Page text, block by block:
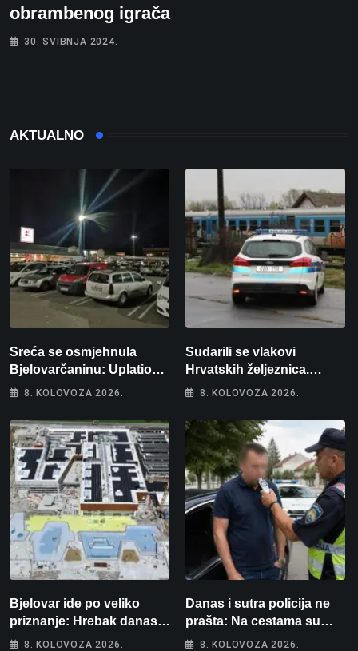
obrambenog igrača
30. SVIBNJA 2024.
AKTUALNO
Sreća se osmjehnula
Bjelovarčaninu: Uplatio
samo 4 eura, a osvojio
8. KOLOVOZA 2026.
Sudarili se vlakovi
Hrvatskih željeznica.
Šestero osoba teško
intenzivnoj
8. KOLOVOZA 2026.
Bjelovar ide po veliko
priznanje: Hrebak danas u
Parizu predstavlja
8. KOLOVOZA 2026.
Danas i sutra policija ne
prašta: Na cestama su
posebno na meti ovi
8. KOLOVOZA 2026.